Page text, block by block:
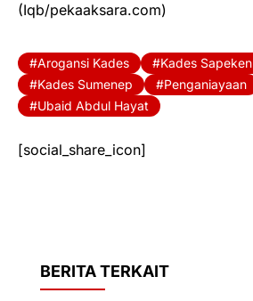
(Iqb/pekaaksara.com)
Arogansi Kades
Kades Sapeken
Kades Sumenep
Penganiayaan
Ubaid Abdul Hayat
[social_share_icon]
BERITA TERKAIT